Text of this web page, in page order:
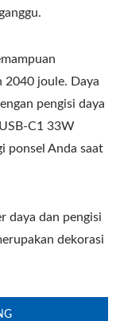
2040 joule. Daya
pengisi daya
C1 33W
ponsel Anda saat
daya dan pengisi
dekorasi